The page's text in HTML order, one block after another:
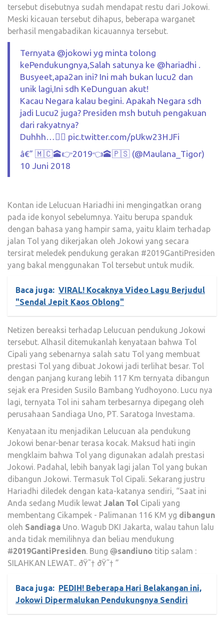
tersebut disebutnya sudah mendapat restu dari Jokowi.
Meski kicauan tersebut dihapus, beberapa warganet
berhasil mengabadikan kicauannya tersebut.
Ternyata @jokowi yg minta tolong
kePendukungnya,Salah satunya ke @hariadhi .
Busyeet,apa2an ini? Ini mah bukan lucu2 dan
unik lagi,Ini sdh KeDunguan akut!
Kacau Negara kalau begini. Apakah Negara sdh
jadi Lucu2 juga? Presiden msh butuh pengakuan
dari rakyatnya?
Duhhh…🤦‍♂️ pic.twitter.com/pUkw23HJFi
â€” 🇲🇨🕋👉2019👈🕋🇵🇸 (@Maulana_Tigor)
10 Juni 2018
Kontan ide Lelucuan Hariadhi ini mengingatkan orang
pada ide konyol sebelumnya. Yaitu berupa spanduk
dengan bahasa yang hampir sama, yaitu klaim terhadap
jalan Tol yang dikerjakan oleh Jokowi yang secara
tersirat meledek pendukung gerakan #2019GantiPresiden
yang bakal menggunakan Tol tersebut untuk mudik.
Baca juga: VIRAL! Kocaknya Video Lagu Berjudul
"Sendal Jepit Kaos Oblong"
Netizen bereaksi terhadap Lelucuan pendukung Jokowi
tersebut. Alhasil ditemukanlah kenyataan bahwa Tol
Cipali yang sebenarnya salah satu Tol yang membuat
prestasi Tol yang dibuat Jokowi jadi terlihat besar. Tol
dengan panjang kurang lebih 117 Km ternyata dibangun
sejak era Presiden Susilo Bambang Yudhoyono. Lucu nya
lagi, ternyata Tol ini saham terbesarnya dipegang oleh
perusahaan Sandiaga Uno, PT. Saratoga Investama.
Kenyataan itu menjadikan Lelucuan ala pendukung
Jokowi benar-benar terasa kocak. Maksud hati ingin
mengklaim bahwa Tol yang digunakan adalah prestasi
Jokowi. Padahal, lebih banyak lagi jalan Tol yang bukan
dibangun Jokowi. Termasuk Tol Cipali. Sekarang justru
Hariadhi diledek dengan kata-katanya sendiri, “Saat ini
Anda sedang Mudik lewat Jalan Tol Cipali yang
membentang Cikampek - Palimanan 116 KM yg dibangun
oleh Sandiaga Uno. Wagub DKI Jakarta, walau tahun lalu
anda tidak memilihnya dan beliau mendukung
#2019GantiPresiden. Bung @sandiuno titip salam :
SILAHKAN LEWAT.. ðŸ˜† ðŸ˜† ”
Baca juga: PEDIH! Beberapa Hari Belakangan ini,
Jokowi Dipermalukan Pendukungnya Sendiri